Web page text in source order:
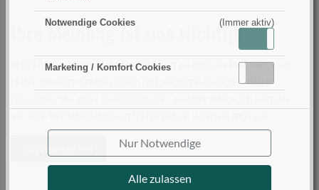
Notwendige Cookies (Immer aktiv)
Marketing / Komfort Cookies
Nur Notwendige
Alle zulassen
Ihre Meinung ist uns wichtig!
Schreiben Sie die erste Bewertung zu diesem Produkt und
teilen Sie Ihre Erfahrungen mit anderen Kunden. Bitte